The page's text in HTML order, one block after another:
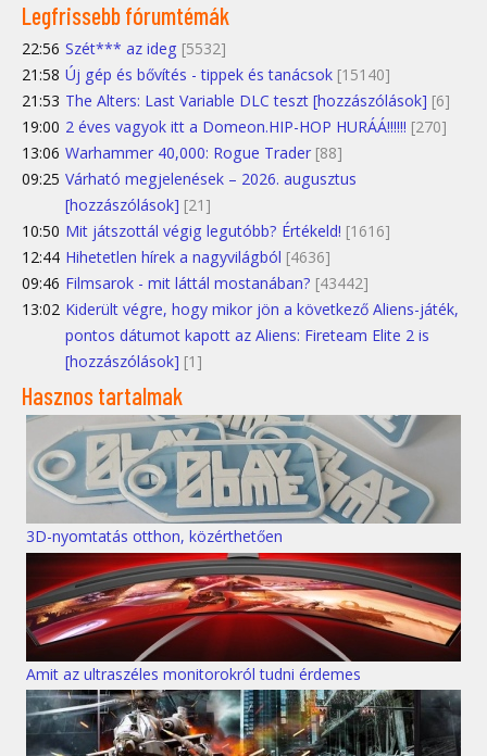
Legfrissebb fórumtémák
22:56 Szét*** az ideg [5532]
21:58 Új gép és bővítés - tippek és tanácsok [15140]
21:53 The Alters: Last Variable DLC teszt [hozzászólások] [6]
19:00 2 éves vagyok itt a Domeon.HIP-HOP HURÁÁ!!!!!! [270]
13:06 Warhammer 40,000: Rogue Trader [88]
09:25 Várható megjelenések – 2026. augusztus
[hozzászólások] [21]
10:50 Mit játszottál végig legutóbb? Értékeld! [1616]
12:44 Hihetetlen hírek a nagyvilágból [4636]
09:46 Filmsarok - mit láttál mostanában? [43442]
13:02 Kiderült végre, hogy mikor jön a következő Aliens-játék,
pontos dátumot kapott az Aliens: Fireteam Elite 2 is
[hozzászólások] [1]
Hasznos tartalmak
3D-nyomtatás otthon, közérthetően
Amit az ultraszéles monitorokról tudni érdemes